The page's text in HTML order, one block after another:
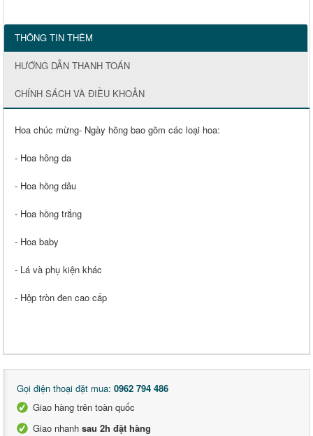
THÔNG TIN THÊM
HƯỚNG DẪN THANH TOÁN
CHÍNH SÁCH VÀ ĐIỀU KHOẢN
Hoa chúc mừng- Ngày hồng bao gồm các loại hoa:
- Hoa hông da
- Hoa hồng dâu
- Hoa hồng trắng
- Hoa baby
- Lá và phụ kiện khác
- Hộp tròn đen cao cấp
Gọi điện thoại đặt mua: 0962 794 486
Giao hàng trên toàn quốc
Giao nhanh sau 2h đặt hàng